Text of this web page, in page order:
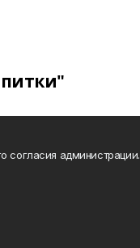
согласия администрации.